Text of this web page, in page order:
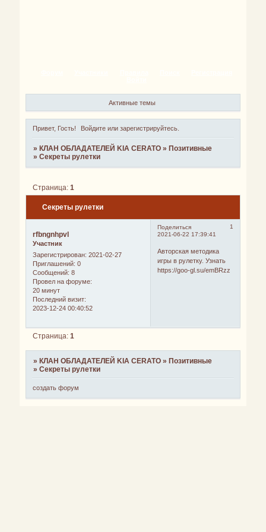
Активные темы
Привет, Гость! Войдите илизарегистрируйтесь
» КЛАН ОБЛАДАТЕЛЕЙ KIA CERATO » Позитивные
» Секреты рулетки
Секреты рулетки
Страница: 1
Поделиться
1
2021-06-22 17:39:41
rfbngnhpvl
Участник
Зарегистрирован: 2021-02-27
Приглашений: 0
Сообщений: 8
Провел на форуме:
20 минут
Последний визит:
2023-12-24 00:40:52
Авторская методика
игры в рулетку. Узнать
https://goo-gl.su/emBRzz
Страница: 1
» КЛАН ОБЛАДАТЕЛЕЙ KIA CERATO » Позитивные
» Секреты рулетки
создать форум